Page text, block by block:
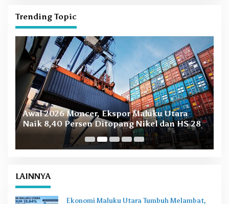
Trending Topic
Awal 2026 Moncer, Ekspor Maluku Utara
Naik 8,40 Persen Ditopang Nikel dan HS 28
LAINNYA
Ekonomi Maluku Utara Tumbuh Melambat,